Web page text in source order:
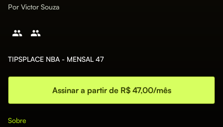
Por Victor Souza
TIPSPLACE NBA - MENSAL 47
Assinar a partir de R$ 47,00/mês
Sobre